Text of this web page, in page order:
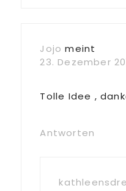
Jojo meint
23. Dezember
Tolle Idee ,
Antworten